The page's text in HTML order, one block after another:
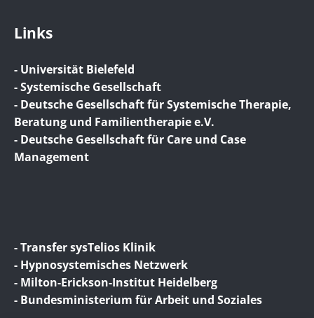
Links
- Universität Bielefeld
- Systemische Gesellschaft
- Deutsche Gesellschaft für Systemische Therapie,
Beratung und Familientherapie e.V.
- Deutsche Gesellschaft für Care und Case
Management
- Transfer sysTelios Klinik
- Hypnosystemisches Netzwerk
- Milton-Erickson-Institut Heidelberg
- Bundesministerium für Arbeit und Soziales